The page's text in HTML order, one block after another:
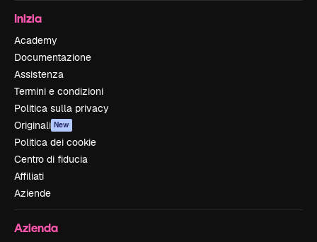
Inizia
Academy
Documentazione
Assistenza
Termini e condizioni
Politica sulla privacy
Originali New
Politica dei cookie
Centro di fiducia
Affiliati
Aziende
Azienda